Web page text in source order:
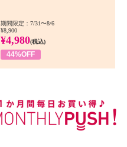
期間限定：7/31〜8/6
¥8,900
¥4,980(税込)
44%OFF